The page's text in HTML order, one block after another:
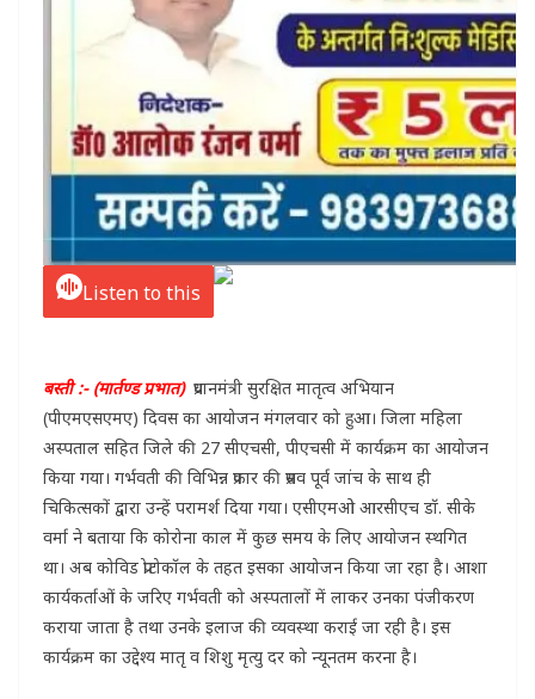
Listen to this
बस्ती :- (मार्तण्ड प्रभात) प्रधानमंत्री सुरक्षित मातृत्व अभियान
(पीएमएसएमए) दिवस का आयोजन मंगलवार को हुआ। जिला महिला
अस्पताल सहित जिले की 27 सीएचसी, पीएचसी में कार्यक्रम का आयोजन
किया गया। गर्भवती की विभिन्न प्रकार की प्रसव पूर्व जांच के साथ ही
चिकित्सकों द्वारा उन्हें परामर्श दिया गया। एसीएमओ आरसीएच डॉ. सीके
वर्मा ने बताया कि कोरोना काल में कुछ समय के लिए आयोजन स्थगित
था। अब कोविड प्रोटोकॉल के तहत इसका आयोजन किया जा रहा है। आशा
कार्यकर्ताओं के जरिए गर्भवती को अस्पतालों में लाकर उनका पंजीकरण
कराया जाता है तथा उनके इलाज की व्यवस्था कराई जा रही है। इस
कार्यक्रम का उद्देश्य मातृ व शिशु मृत्यु दर को न्यूनतम करना है।